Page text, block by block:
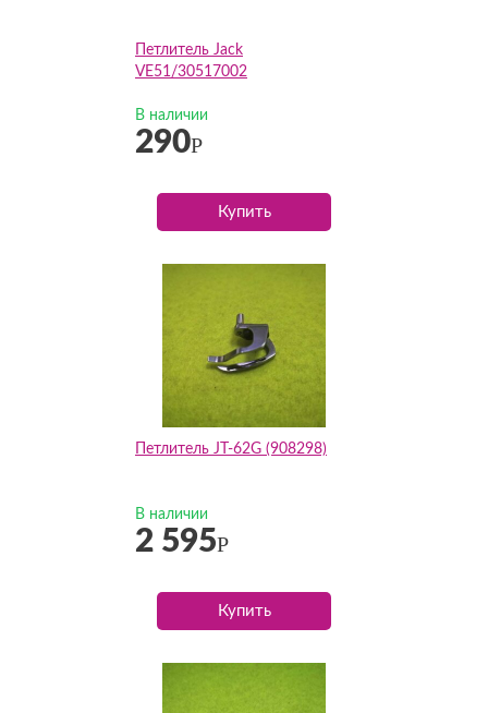
Петлитель Jack
VE51/30517002
В наличии
290Р
Купить
Петлитель JT-62G (908298)
В наличии
2 595Р
Купить